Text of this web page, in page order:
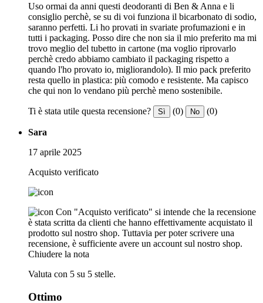
Uso ormai da anni questi deodoranti di Ben & Anna e li
consiglio perchè, se su di voi funziona il bicarbonato di sodio,
saranno perfetti. Li ho provati in svariate profumazioni e in
tutti i packaging. Posso dire che non sia il mio preferito ma mi
trovo meglio del tubetto in cartone (ma voglio riprovarlo
perchè credo abbiamo cambiato il packaging rispetto a
quando l'ho provato io, migliorandolo). Il mio pack preferito
resta quello in plastica: più comodo e resistente. Ma capisco
che qui non lo vendano più perchè meno sostenibile.
Ti è stata utile questa recensione? Sì (0) No (0)
Sara
17 aprile 2025
Acquisto verificato
Con "Acquisto verificato" si intende che la recensione
è stata scritta da clienti che hanno effettivamente acquistato il
prodotto sul nostro shop. Tuttavia per poter scrivere una
recensione, è sufficiente avere un account sul nostro shop.
Chiudere la nota
Valuta con 5 su 5 stelle.
Ottimo